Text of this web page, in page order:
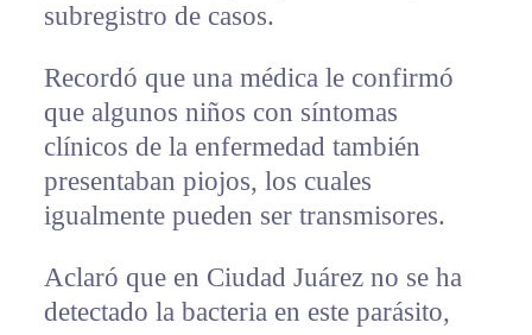
subregistro de casos.
Recordó que una médica le confirmó
que algunos niños con síntomas
clínicos de la enfermedad también
presentaban piojos, los cuales
igualmente pueden ser transmisores.
Aclaró que en Ciudad Juárez no se ha
detectado la bacteria en este parásito,